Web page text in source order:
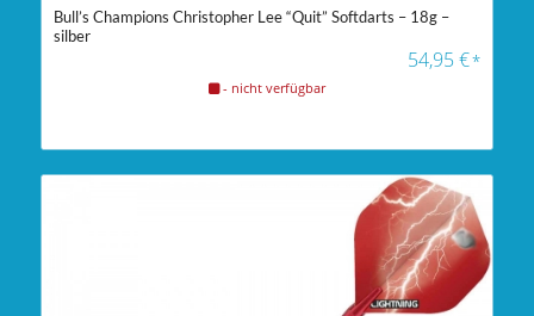
Bull’s Champions Christopher Lee “Quit” Softdarts – 18g –
silber
54,95€*
- nicht verfügbar